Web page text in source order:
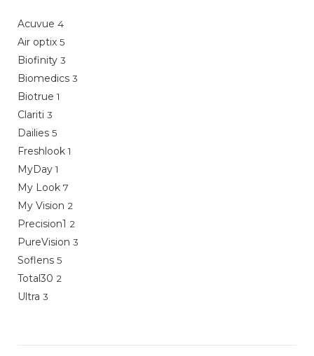
Acuvue 4
Air optix 5
Biofinity 3
Biomedics 3
Biotrue 1
Clariti 3
Dailies 5
Freshlook 1
MyDay 1
My Look 7
My Vision 2
Precision1 2
PureVision 3
Soflens 5
Total30 2
Ultra 3